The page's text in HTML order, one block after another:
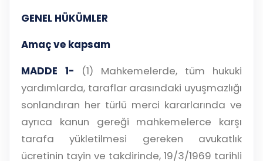
GENEL HÜKÜMLER
Amaç ve kapsam
MADDE 1- (1) Mahkemelerde, tüm hukuki
yardımlarda, taraflar arasındaki uyuşmazlığı
sonlandıran her türlü merci kararlarında ve
ayrıca kanun gereği mahkemelerce karşı
tarafa yükletilmesi gereken avukatlık
ücretinin tayin ve takdirinde, 19/3/1969 tarihli